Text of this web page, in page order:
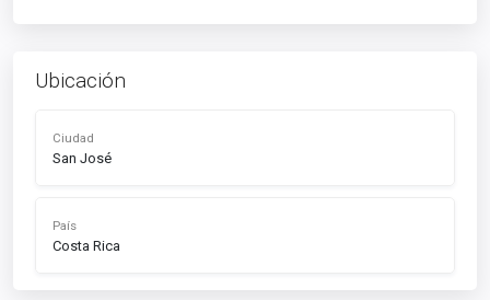
Ubicación
Ciudad
San José
País
Costa Rica